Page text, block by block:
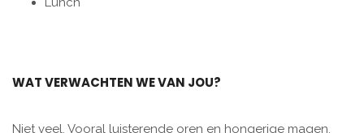
WAT VERWACHTEN WE VAN JOU?
Niet veel. Vooral luisterende oren en hongerige magen.